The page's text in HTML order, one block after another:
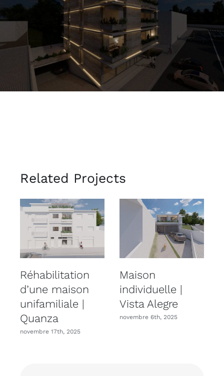
Related Projects
Réhabilitation
d’une maison
unifamiliale |
Quanza
novembre 17th, 2025
Maison
individuelle |
Vista Alegre
novembre 6th, 2025